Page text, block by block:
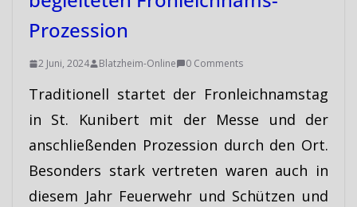
Prozession
2 Juni, 2024 Blatzheim-Online 0 Comments
Traditionell startet der Fronleichnamstag
in St. Kunibert mit der Messe und der
anschließenden Prozession durch den Ort.
Besonders stark vertreten waren auch in
diesem Jahr Feuerwehr und Schützen und